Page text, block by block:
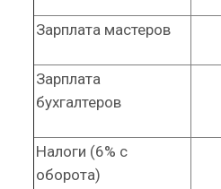
Зарплата мастеров
Зарплата
бухгалтеров
Налоги (6% с
оборота)